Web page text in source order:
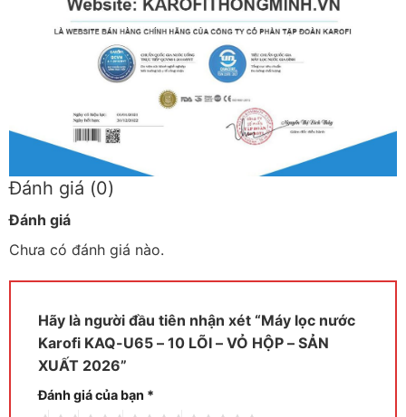
Đánh giá (0)
Đánh giá
Chưa có đánh giá nào.
Hãy là người đầu tiên nhận xét “Máy lọc nước
Karofi KAQ-U65 – 10 LÕI – VỎ HỘP – SẢN
XUẤT 2026”
Đánh giá của bạn *